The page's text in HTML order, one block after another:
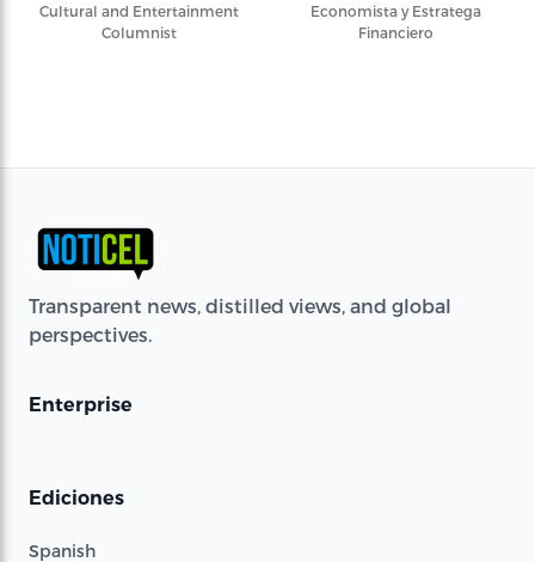
Cultural and Entertainment
Columnist
Economista y Estratega
Financiero
Transparent news, distilled views, and global
perspectives.
Enterprise
Ediciones
Spanish